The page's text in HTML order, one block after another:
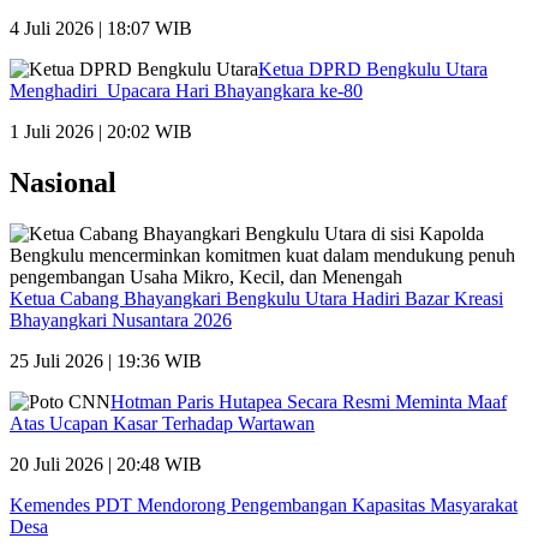
4 Juli 2026 | 18:07 WIB
Ketua DPRD Bengkulu Utara
Menghadiri Upacara Hari Bhayangkara ke-80
1 Juli 2026 | 20:02 WIB
Nasional
Ketua Cabang Bhayangkari Bengkulu Utara Hadiri Bazar Kreasi
Bhayangkari Nusantara 2026
25 Juli 2026 | 19:36 WIB
Hotman Paris Hutapea Secara Resmi Meminta Maaf
Atas Ucapan Kasar Terhadap Wartawan
20 Juli 2026 | 20:48 WIB
Kemendes PDT Mendorong Pengembangan Kapasitas Masyarakat
Desa